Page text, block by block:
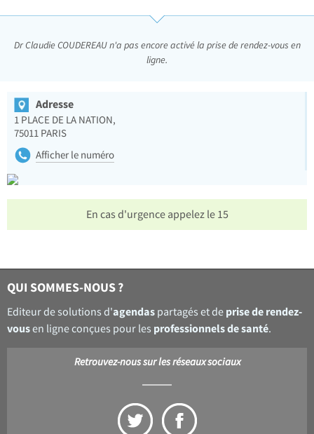
Dr Claudie COUDEREAU n'a pas encore activé la prise de rendez-vous en
ligne.
Adresse
1 PLACE DE LA NATION,
75011 PARIS
Afficher le numéro
En cas d'urgence appelez le 15
QUI SOMMES-NOUS ?
Editeur de solutions d'agendas partagés et de prise de rendez-
vousen ligne conçues pour les professionnels de santé.
Retrouvez-nous sur les réseaux sociaux